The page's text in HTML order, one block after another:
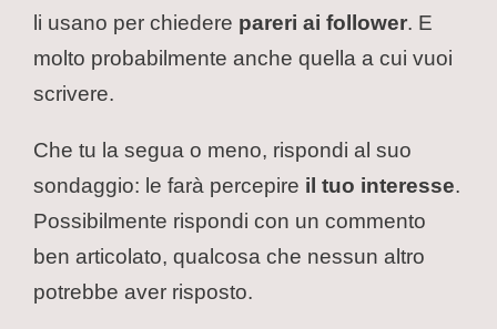
li usano per chiedere pareri ai follower. E
molto probabilmente anche quella a cui vuoi
scrivere.
Che tu la segua o meno, rispondi al suo
sondaggio: le farà percepire il tuo interesse.
Possibilmente rispondi con un commento
ben articolato, qualcosa che nessun altro
potrebbe aver risposto.